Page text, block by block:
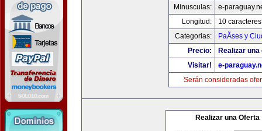
Minusculas:
e-
Longitud:
10 caracteres
Categorias:
PaÃ­ses y
Precio:
Realizar
Visitar!
e-
Serán consideradas
Realizar una Oferta